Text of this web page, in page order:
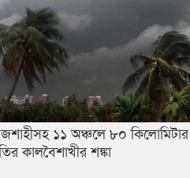
১১ অঞ্চলে ৮০ কিলোমিটার
কালবৈশাখীর শঙ্কা